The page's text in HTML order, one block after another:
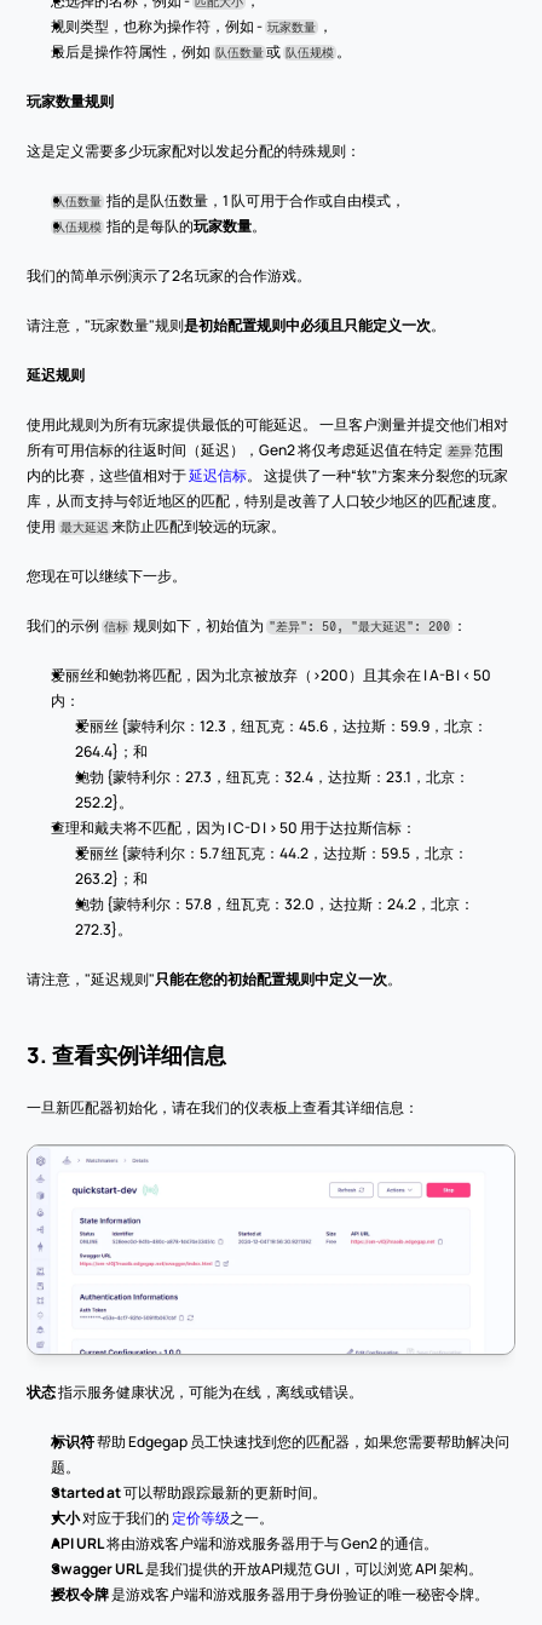
规则类型，也称为操作符，例如 - 玩家数量
，
最后是操作符属性，例如 队伍数量 或 队伍规模 。
玩家数量规则
这是定义需要多少玩家配对以发起分配的特殊规则：
队伍数量 指的是队伍数量，1 队可用于合作或自由模式，
队伍规模 指的是每队的玩家数量。
我们的简单示例演示了2名玩家的合作游戏。
请注意，"玩家数量"规则是初始配置规则中必须且只能定义一次。
延迟规则
使用此规则为所有玩家提供最低的可能延迟。 一旦客户测量并提交他们相对
所有可用信标的往返时间（延迟），Gen2 将仅考虑延迟值在特定 差异 范围
内的比赛，这些值相对于 延迟信标。 这提供了一种“软”方案来分裂您的玩家
库，从而支持与邻近地区的匹配，特别是改善了人口较少地区的匹配速度。
使用 最大延迟 来防止匹配到较远的玩家。
您现在可以继续下一步。
我们的示例 信标 规则如下，初始值为 "差异": 50, "最大延迟": 200 ：
爱丽丝和鲍勃将匹配，因为北京被放弃（>200）且其余在 | A-B | < 50
内：
爱丽丝 {蒙特利尔：12.3，纽瓦克：45.6，达拉斯：59.9，北京：
264.4}；和
鲍勃 {蒙特利尔：27.3，纽瓦克：32.4，达拉斯：23.1，北京：
252.2}。
查理和戴夫将不匹配，因为 | C-D | > 50 用于达拉斯信标：
爱丽丝 {蒙特利尔：5.7 纽瓦克：44.2，达拉斯：59.5，北京：
263.2}；和
鲍勃 {蒙特利尔：57.8，纽瓦克：32.0，达拉斯：24.2，北京：
272.3}。
请注意，"延迟规则"只能在您的初始配置规则中定义一次。
3. 查看实例详细信息
一旦新匹配器初始化，请在我们的仪表板上查看其详细信息：
状态 指示服务健康状况，可能为在线，离线或错误。
标识符 帮助 Edgegap 员工快速找到您的匹配器，如果您需要帮助解决问
题。
Started at 可以帮助跟踪最新的更新时间。
大小 对应于我们的 定价等级之一。
API URL 将由游戏客户端和游戏服务器用于与 Gen2 的通信。
Swagger URL 是我们提供的开放API规范 GUI，可以浏览 API 架构。
授权令牌 是游戏客户端和游戏服务器用于身份验证的唯一秘密令牌。